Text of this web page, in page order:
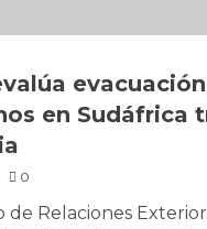
en Sudáfrica
0
de Relaciones